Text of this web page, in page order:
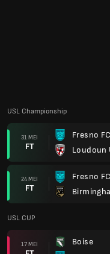
USL Championship
08 MEI
FT
Lexington
Fresno
03 MEI
FT
Fresno FC
FC Tulsa
USL CUP
26 APR.
Fresno FC